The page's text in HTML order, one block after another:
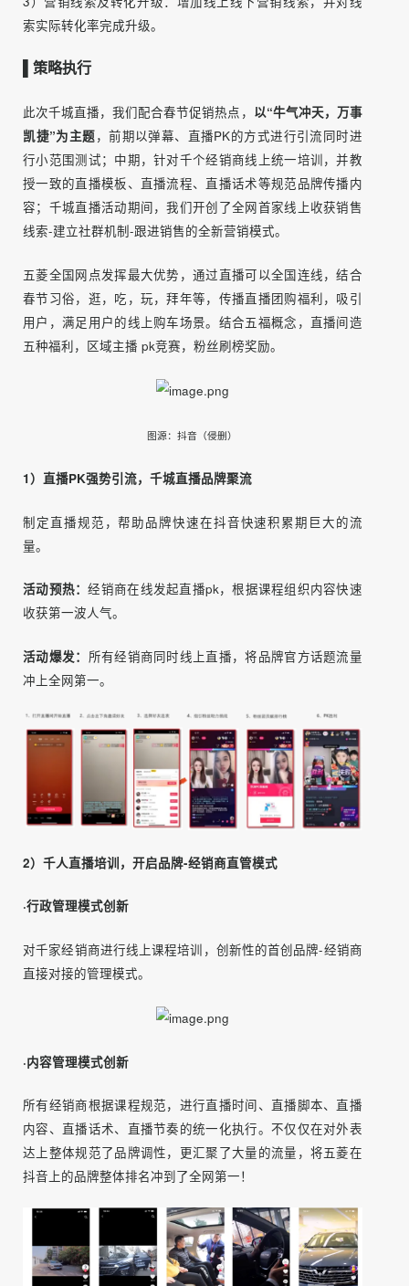
2）树立营销传播规范：统一品牌对外发生口径及内容规
范，树立品牌形象。
索实际转化率完成升级。
▌策略执行
此次千城直播，我们配合春节促销热点，以“牛气冲天，万事
凯捷”为主题，前期以弹幕、直播PK的方式进行引流同时进
授一致的直播模板、直播流程、直播话术等规范品牌传播内
容；千城直播活动期间，我们开创了全网首家线上收获销售
线索-建立社群机制-跟进销售的全新营销模式。
五菱全国网点发挥最大优势，通过直播可以全国连线，结合
用户，满足用户的线上购车场景。结合五福概念，直播间造
五种福利，区域主播 pk竞赛，粉丝刷榜奖励。
1）直播PK强势引流，千城直播品牌聚流
制定直播规范，帮助品牌快速在抖音快速积累期巨大的流
量。
活动预热：经销商在线发起直播pk，根据课程组织内容快速
收获第一波人气。
活动爆发：所有经销商同时线上直播，将品牌官方话题流量
对千家经销商进行线上课程培训，创新性的首创品牌-经销商
直接对接的管理模式。
·内容管理模式创新